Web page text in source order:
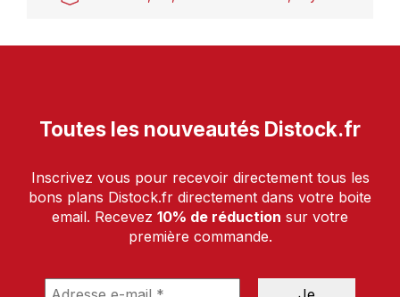
Toutes les nouveautés Distock.fr
Inscrivez vous pour recevoir directement tous les
bons plans Distock.fr directement dans votre boite
email. Recevez 10% de réduction sur votre
première commande.